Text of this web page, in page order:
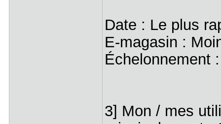
Date : Le plus
E-magasin :
Échelonnement
3] Mon / mes